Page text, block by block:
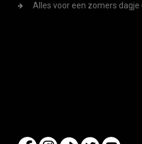
Alles voor een zomers